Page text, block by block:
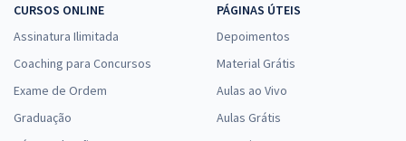
CURSOS ONLINE
Assinatura Ilimitada
Coaching para Concursos
Exame de Ordem
Graduação
PÁGINAS ÚTEIS
Depoimentos
Material Grátis
Aulas ao Vivo
Aulas Grátis